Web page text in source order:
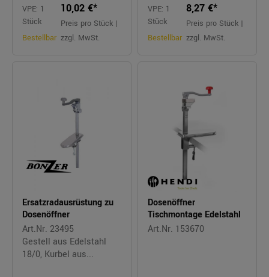
VPE: 1
Stück
Bestellbar
10,02 €*
Preis pro Stück |
zzgl. MwSt.
VPE: 1
Stück
Bestellbar
8,27 €*
Preis pro Stück |
zzgl. MwSt.
Ersatzradausrüstung zu
Dosenöffner
Art.Nr. 23495
Gestell aus Edelstahl
18/0, Kurbel aus...
Dosenöffner
Tischmontage Edelstahl
Art.Nr. 153670